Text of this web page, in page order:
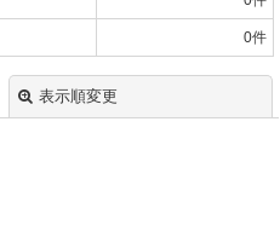
0件
表示順変更